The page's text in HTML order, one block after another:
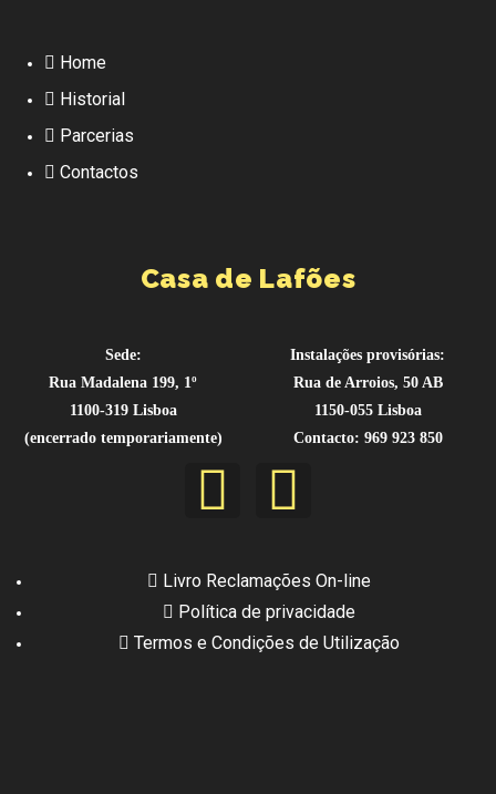
Home
Historial
Parcerias
Contactos
Casa de Lafões
Sede:
Rua Madalena 199, 1º
1100-319 Lisboa
(encerrado temporariamente)
Instalações provisórias:
Rua de Arroios, 50 AB
1150-055 Lisboa
Contacto: 969 923 850
Livro Reclamações On-line
Política de privacidade
Termos e Condições de Utilização